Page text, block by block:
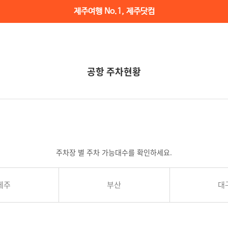
제주여행 No.1, 제주닷컴
공항 주차현황
주차장 별 주차 가능대수를 확인하세요.
주 부산 대